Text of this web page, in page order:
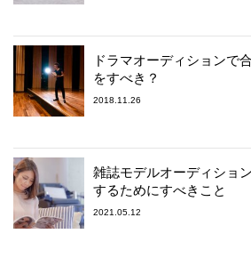
ドラマオーディションで
をすべき？
2018.11.26
雑誌モデルオーディショ
するためにすべきこと
2021.05.12